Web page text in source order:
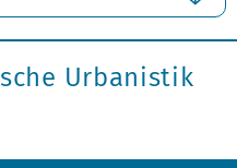
Urbanistik